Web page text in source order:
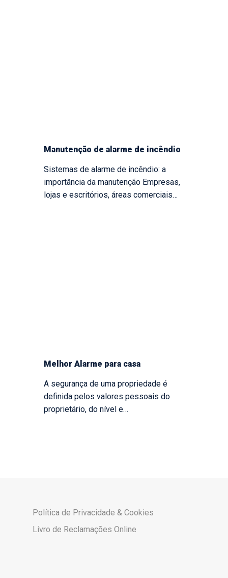
Manutenção de alarme de incêndio
Sistemas de alarme de incêndio: a
importância da manutenção Empresas,
lojas e escritórios, áreas comerciais…
Melhor Alarme para casa
A segurança de uma propriedade é
definida pelos valores pessoais do
proprietário, do nível e…
Política de Privacidade & Cookies
Livro de Reclamações Online